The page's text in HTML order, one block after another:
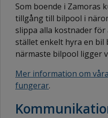
Som boende i Zamoras
tillgång till bilpool i
slippa alla kostnader för
stället enkelt hyra en bil
närmaste bilpool ligger
Mer information om
fungerar.